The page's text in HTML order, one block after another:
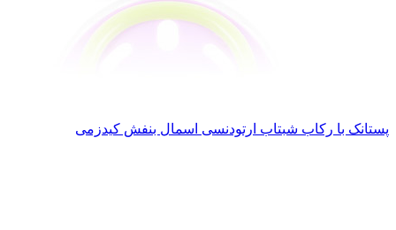
پستانک با رکاب شبتاب ارتودنسی اسمال بنفش کیدزمی